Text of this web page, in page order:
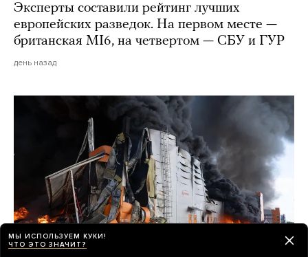
Эксперты составили рейтинг лучших
европейских разведок. На первом месте —
британская MI6, на четвертом — СБУ и ГУР
день назад
МЫ ИСПОЛЬЗУЕМ КУКИ!
ЧТО ЭТО ЗНАЧИТ?